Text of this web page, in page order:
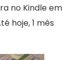
no Kindle em
hoje, 1 mês